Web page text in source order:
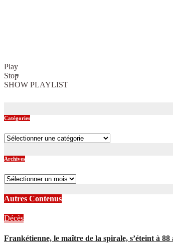
Play
Stop
SHOW PLAYLIST
Catégories
Catégories
Archives
Archives
Autres Contenus
Décès
Frankétienne, le maître de la spirale, s’éteint à 88